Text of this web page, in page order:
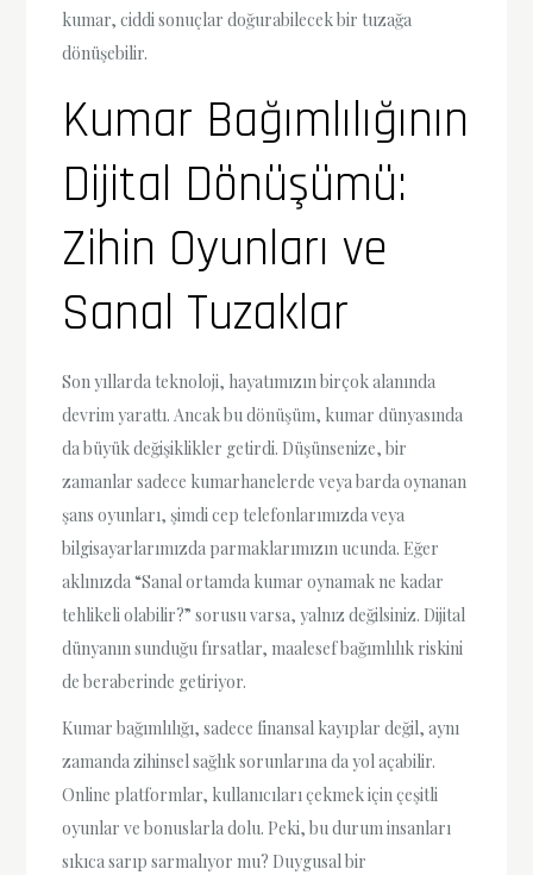
kumar, ciddi sonuçlar doğurabilecek bir tuzağa
dönüşebilir.
Kumar Bağımlılığının
Dijital Dönüşümü:
Zihin Oyunları ve
Sanal Tuzaklar
Son yıllarda teknoloji, hayatımızın birçok alanında
devrim yarattı. Ancak bu dönüşüm, kumar dünyasında
da büyük değişiklikler getirdi. Düşünsenize, bir
zamanlar sadece kumarhanelerde veya barda oynanan
şans oyunları, şimdi cep telefonlarımızda veya
bilgisayarlarımızda parmaklarımızın ucunda. Eğer
aklınızda “Sanal ortamda kumar oynamak ne kadar
tehlikeli olabilir?” sorusu varsa, yalnız değilsiniz. Dijital
dünyanın sunduğu fırsatlar, maalesef bağımlılık riskini
de beraberinde getiriyor.
Kumar bağımlılığı, sadece finansal kayıplar değil, aynı
zamanda zihinsel sağlık sorunlarına da yol açabilir.
Online platformlar, kullanıcıları çekmek için çeşitli
oyunlar ve bonuslarla dolu. Peki, bu durum insanları
sıkıca sarıp sarmalıyor mu? Duygusal bir